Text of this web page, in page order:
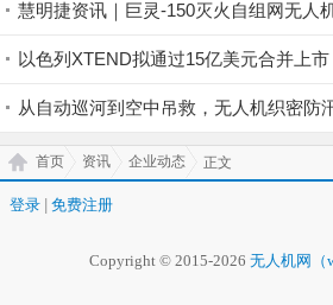
从自动巡河到空中吊救，无人机织密防
首页 资讯 企业动态 正文
登录 免费注册
Copyright © 2015-2026 无人机网（